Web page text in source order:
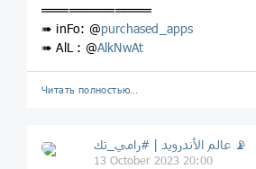
════════════
➠ inFo: @purchased_apps
➠ AlL : @AlkNwAt
Читать полностью…
عالم الأندرويد | #رامي_تك 📡
13 October 2023 20:00